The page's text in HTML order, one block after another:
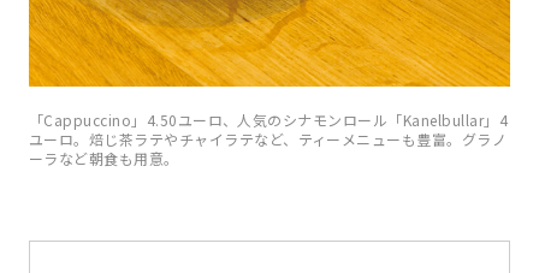
「Cappuccino」4.50ユーロ、人気のシナモンロール「Kanelbullar」4
ユーロ。焙じ茶ラテやチャイラテなど、ティーメニューも豊富。グラノ
ーラなど朝食も用意。